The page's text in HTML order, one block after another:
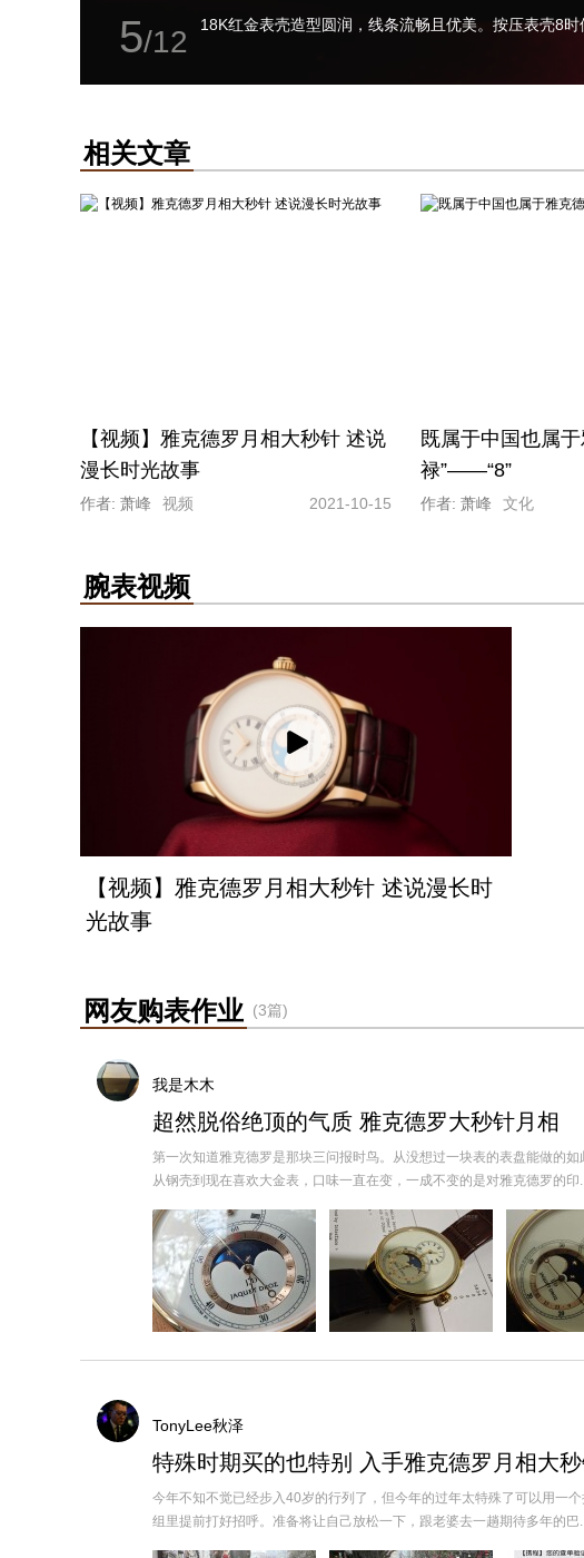
1/12
[腕表之家 影像时计]雅克德罗象牙色大明火珐琅月相大
内敛的气质，“8”字福禄型表盘源于品牌18世纪的设计
相关文章
【视频】雅克德罗月相大秒针 述说
漫长时光故事
作者: 萧峰 视频 2021-10-15
既属于中国也属
禄”——“8”
作者: 萧峰 文化
腕表视频
【视频】雅克德罗月相大秒针 述说漫长时
光故事
网友购表作业 (3篇)
我是木木
超然脱俗绝顶的气质 雅克德罗大秒针月相
第一次知道雅克德罗是那块三问报时鸟。从没想过一块表的表盘能做的
从钢壳到现在喜欢大金表，口味一直在变，一成不变的是对雅克德罗的印
TonyLee秋泽
特殊时期买的也特别 入手雅克德罗月相大
今年不知不觉已经步入40岁的行列了，但今年的过年太特殊了可以用一
组里提前打好招呼。准备将让自己放松一下，跟老婆去一趟期待多年的巴